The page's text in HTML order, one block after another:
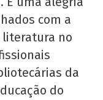
com a
literatura no
da
do